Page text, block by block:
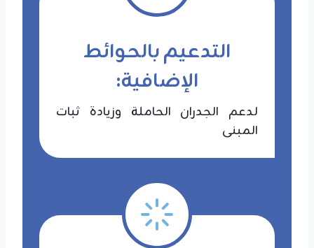
التدعيم بالحوائط
الإضافية:
لدعم الجدران الحاملة وزيادة ثبات
المبنى